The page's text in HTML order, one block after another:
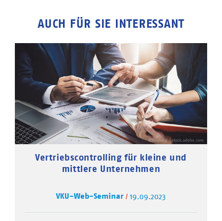
AUCH FÜR SIE INTERESSANT
Vertriebscontrolling für kleine und
mittlere Unternehmen
VKU-Web-Seminar 19.09.2023